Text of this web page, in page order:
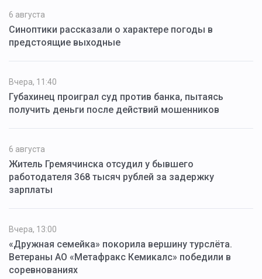
6 августа
Синоптики рассказали о характере погоды в
предстоящие выходные
Вчера, 11:40
Губахинец проиграл суд против банка, пытаясь
получить деньги после действий мошенников
6 августа
Житель Гремячинска отсудил у бывшего
работодателя 368 тысяч рублей за задержку
зарплаты
Вчера, 13:00
«Дружная семейка» покорила вершину турслёта.
Ветераны АО «Метафракс Кемикалс» победили в
соревнованиях